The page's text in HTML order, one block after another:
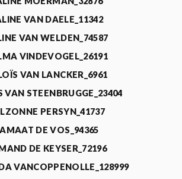
VAN DAELE_11342
VAN WELDEN_74587
VINDEVOGEL_26191
VAN LANCKER_6961
VAN STEENBRUGGE_23404
PERSYN_41737
AMAAT DE VOS_94365
DE KEYSER_72196
VANCOPPENOLLE_128999